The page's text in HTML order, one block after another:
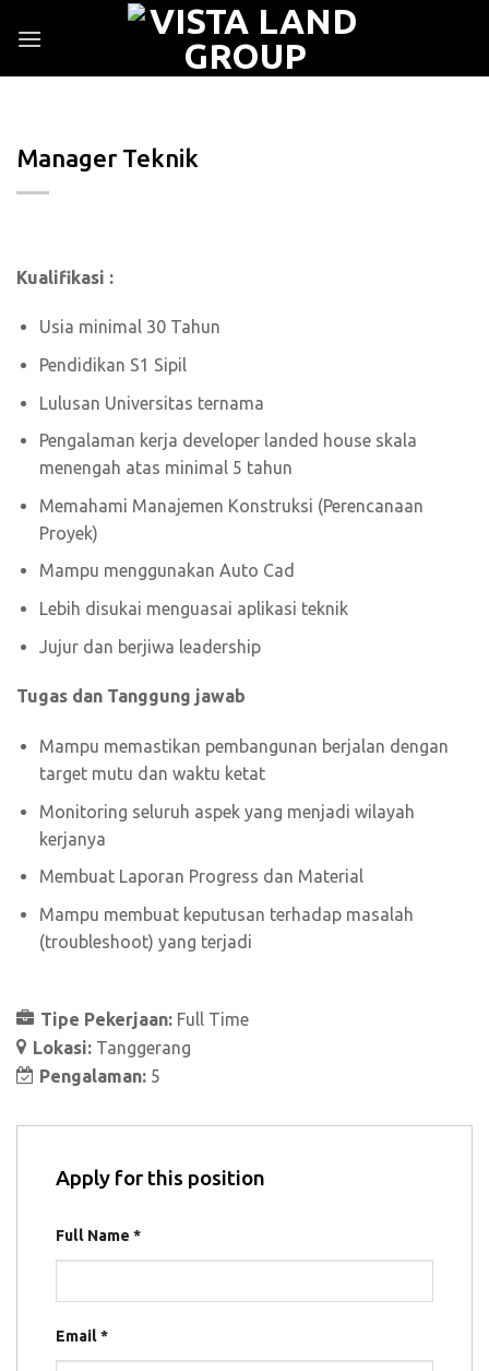
Manager Teknik
Kualifikasi :
Usia minimal 30 Tahun
Pendidikan S1 Sipil
Lulusan Universitas ternama
Pengalaman kerja developer landed house skala
menengah atas minimal 5 tahun
Memahami Manajemen Konstruksi (Perencanaan
Proyek)
Mampu menggunakan Auto Cad
Lebih disukai menguasai aplikasi teknik
Jujur dan berjiwa leadership
Tugas dan Tanggung jawab
Mampu memastikan pembangunan berjalan dengan
target mutu dan waktu ketat
Monitoring seluruh aspek yang menjadi wilayah
kerjanya
Membuat Laporan Progress dan Material
Mampu membuat keputusan terhadap masalah
(troubleshoot) yang terjadi
Tipe Pekerjaan: Full Time
Lokasi: Tanggerang
Pengalaman: 5
Apply for this position
Full Name *
Email*